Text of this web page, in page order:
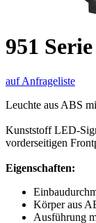
951 Serie
auf Anfrageliste
Leuchte aus ABS
Kunststoff LED-
vorderseitigen
Eigenschaften:
Körper aus
Ausführung